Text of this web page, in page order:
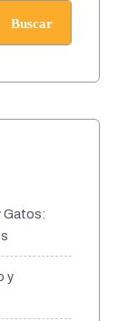
Buscar
Gatos:
y